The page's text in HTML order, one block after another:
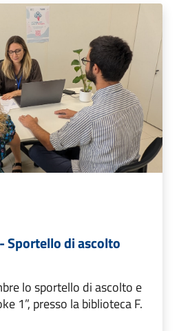
Sportello di ascolto
lo sportello di ascolto e
1”, presso la biblioteca F.